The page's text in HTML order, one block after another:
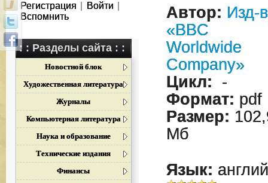
Регистрация Войти
Вспомнить
: : Разделы сайта : :
Новостной блок
Художественная литература
Журналы
Компьютерная литература
Наука и образование
Технические издания
Финансы
Автор: Изд-
«BBC
Worldwide
Company»
Цикл: -
Формат: pdf
Размер:
Мб
Язык: